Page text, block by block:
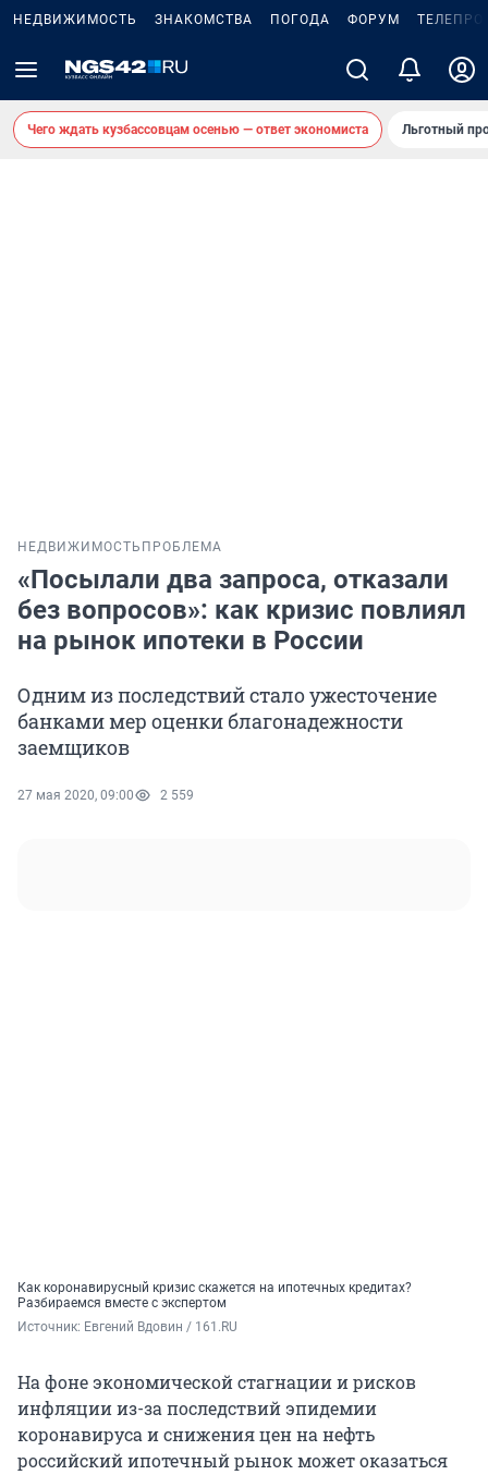
НЕДВИЖИМОСТЬ ЗНАКОМСТВА ПОГОДА ФОРУМ
Чего ждать кузбассовцам осенью — ответ экономиста Льготный
НЕДВИЖИМОСТЬ ПРОБЛЕМА
«Посылали два запроса, отказали
без вопросов»: как кризис повлиял
на рынок ипотеки в России
Одним из последствий стало ужесточение
банками мер оценки благонадежности
заемщиков
27 мая 2020, 09:00 2 559
Как коронавирусный кризис скажется на ипотечных кредитах?
Разбираемся вместе с экспертом
Источник: Евгений Вдовин / 161.RU
На фоне экономической стагнации и рисков
инфляции из-за последствий эпидемии
коронавируса и снижения цен на нефть
российский ипотечный рынок может оказаться